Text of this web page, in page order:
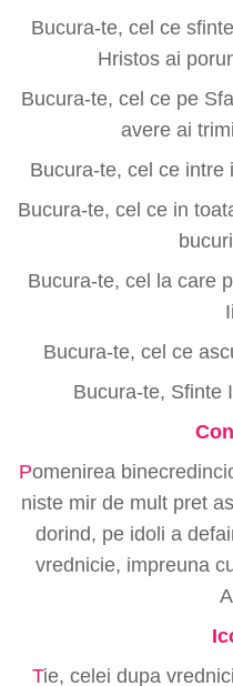
Bucura-te, cel ce
Hristos ai
Bucura-te, cel ce pe
avere ai
Bucura-te, cel ce intre
Bucura-te, cel ce in
Bucura-te, cel la care
Bucura-te, cel ce
Bucura-te, Sfinte
Pomenirea
niste mir de mult pret
dorind, pe idoli a
vrednicie, impreuna
Tie, celei dupa